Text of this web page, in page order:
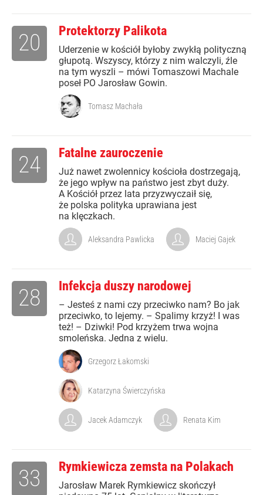
Protektorzy Palikota
Uderzenie w kościół byłoby zwykłą polityczną
głupotą. Wszyscy, którzy z nim walczyli, źle
na tym wyszli – mówi Tomaszowi Machale
poseł PO Jarosław Gowin.
20
Tomasz Machała
Fatalne zauroczenie
Już nawet zwolennicy kościoła dostrzegają,
że jego wpływ na państwo jest zbyt duży.
A Kościół przez lata przyzwyczaił się,
że polska polityka uprawiana jest
na klęczkach.
24
Aleksandra Pawlicka Maciej Gajek
Infekcja duszy narodowej
– Jesteś z nami czy przeciwko nam? Bo jak
przeciwko, to lejemy. – Spalimy krzyż! I was
też! – Dziwki! Pod krzyżem trwa wojna
smoleńska. Jedna z wielu.
28
Grzegorz Łakomski
Katarzyna Świerczyńska
Jacek Adamczyk Renata Kim
Rymkiewicza zemsta na Polakach
Jarosław Marek Rymkiewicz skończył
33